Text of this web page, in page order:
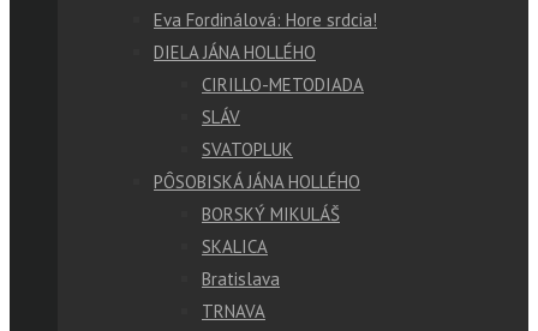
Eva Fordinálová: Hore srdcia!
DIELA JÁNA HOLLÉHO
CIRILLO-METODIADA
SLÁV
SVATOPLUK
PÔSOBISKÁ JÁNA HOLLÉHO
BORSKÝ MIKULÁŠ
SKALICA
Bratislava
TRNAVA